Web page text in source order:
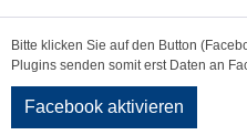
Bitte klicken Sie auf den Button
Plugins senden somit erst Daten an
Facebook aktivieren